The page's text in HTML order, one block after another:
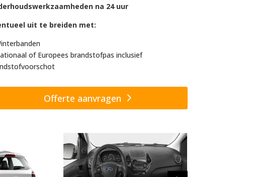
na 24 uur
uit te breiden met:
of Europees brandstofpas inclusief
Offerte aanvragen